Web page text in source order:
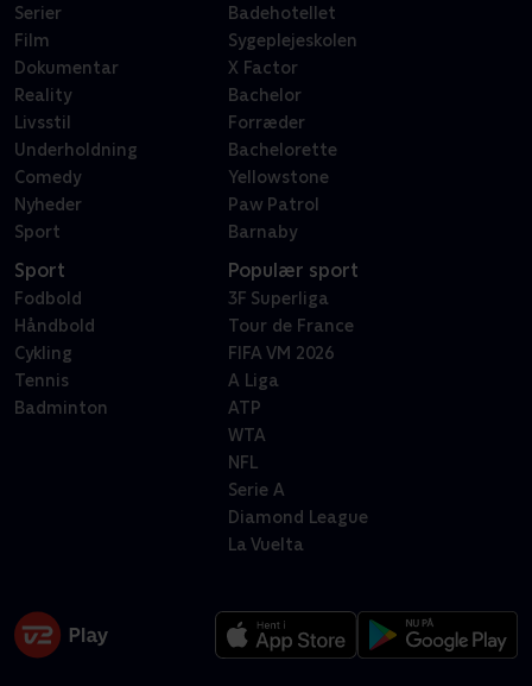
Serier
Film
Dokumentar
Reality
Livsstil
Underholdning
Comedy
Nyheder
Sport
Badehotellet
Sygeplejeskolen
X Factor
Bachelor
Forræder
Bachelorette
Yellowstone
Paw Patrol
Barnaby
Sport
Fodbold
Håndbold
Cykling
Tennis
Badminton
Populær sport
3F Superliga
Tour de France
FIFA VM 2026
A Liga
ATP
WTA
NFL
Serie A
Diamond League
La Vuelta